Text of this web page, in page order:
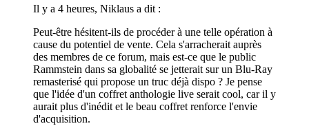
Il y a 4 heures, Niklaus a dit :
Peut-être hésitent-ils de procéder à une telle opération à
cause du potentiel de vente. Cela s'arracherait auprès
des membres de ce forum, mais est-ce que le public
Rammstein dans sa globalité se jetterait sur un Blu-Ray
remasterisé qui propose un truc déjà dispo ? Je pense
que l'idée d'un coffret anthologie live serait cool, car il y
aurait plus d'inédit et le beau coffret renforce l'envie
d'acquisition.